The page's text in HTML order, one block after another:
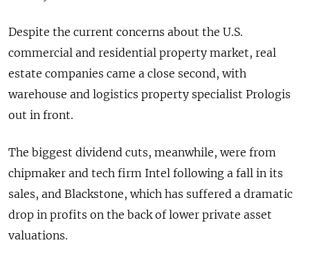
Despite the current concerns about the U.S.
commercial and residential property market, real
estate companies came a close second, with
warehouse and logistics property specialist Prologis
out in front.
The biggest dividend cuts, meanwhile, were from
chipmaker and tech firm Intel following a fall in its
sales, and Blackstone, which has suffered a dramatic
drop in profits on the back of lower private asset
valuations.